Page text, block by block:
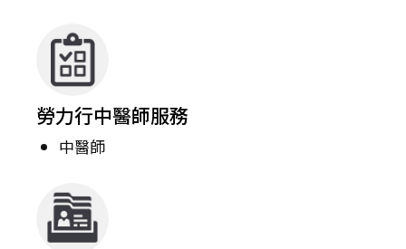
勞力行中醫師服務
中醫師